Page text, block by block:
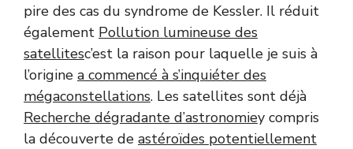
pire des cas du syndrome de Kessler. Il réduit
également Pollution lumineuse des
satellitesc’est la raison pour laquelle je suis à
l’origine a commencé à s’inquiéter des
mégaconstellations. Les satellites sont déjà
Recherche dégradante d’astronomiey compris
la découverte de astéroïdes potentiellement